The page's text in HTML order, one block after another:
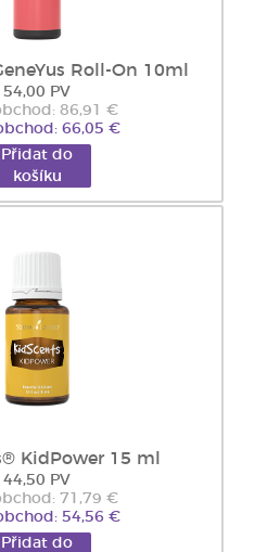
Roll-On 10ml
54,00 PV
86,91 €
66,05 €
Přidat do
košíku
KidPower 15 ml
44,50 PV
71,79 €
54,56 €
Přidat do